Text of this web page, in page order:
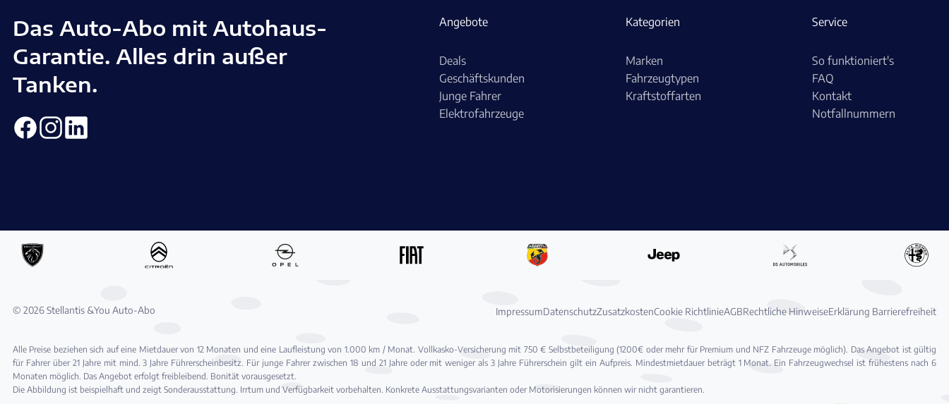
Das Auto-Abo mit Autohaus-
Garantie. Alles drin außer
Tanken.
Angebote
Deals
Geschäftskunden
Junge Fahrer
Elektrofahrzeuge
Kategorien
Marken
Fahrzeugtypen
Kraftstoffarten
Service
So funktioniert's
FAQ
Kontakt
Notfallnummern
© 2026 Stellantis &You Auto-Abo ImpressumDatenschutzZusatzkostenCookie RichtlinieAGBRechtliche HinweiseErklärung Barrierefreiheit
Alle Preise beziehen sich auf eine Mietdauer von 12 Monaten und eine Laufleistung von 1.000 km / Monat. Vollkasko-Versicherung mit 750 € Selbstbeteiligung (1200€ oder mehr für Premium und NFZ Fahrzeuge möglich). Das Angebot ist gültig
für Fahrer über 21 Jahre mit mind. 3 Jahre Führerscheinbesitz. Für junge Fahrer zwischen 18 und 21 Jahre oder mit weniger als 3 Jahre Führerschein gilt ein Aufpreis. Mindestmietdauer beträgt 1 Monat. Ein Fahrzeugwechsel ist frühestens nach 6
Monaten möglich. Das Angebot erfolgt freibleibend. Bonität vorausgesetzt.
Die Abbildung ist beispielhaft und zeigt Sonderausstattung. Irrtum und Verfügbarkeit vorbehalten. Konkrete Ausstattungsvarianten oder Motorisierungen können wir nicht garantieren.